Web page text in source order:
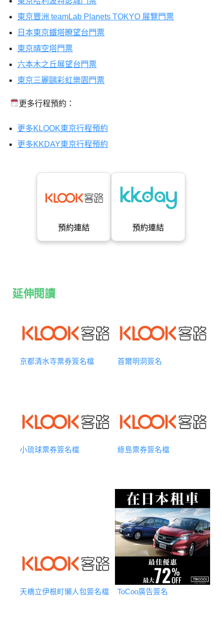
東京豐洲 teamLab Planets TOKYO 展覽門票
日本東京鐵塔瞭望台門票
東京晴空塔門票
六本木之丘展望台門票
東京三麗鷗彩虹樂園門票
更多行程預約：
更多KLOOK東京行程預約
更多KKDAY東京行程預約
預約連結 預約連結
延伸閱讀
京都清水寺票券簽名檔 首爾明洞簽名
小琉球票券簽名檔 綠島票券簽名檔
天橋立伊根町懶人包簽名檔 ToCoo廣告簽名